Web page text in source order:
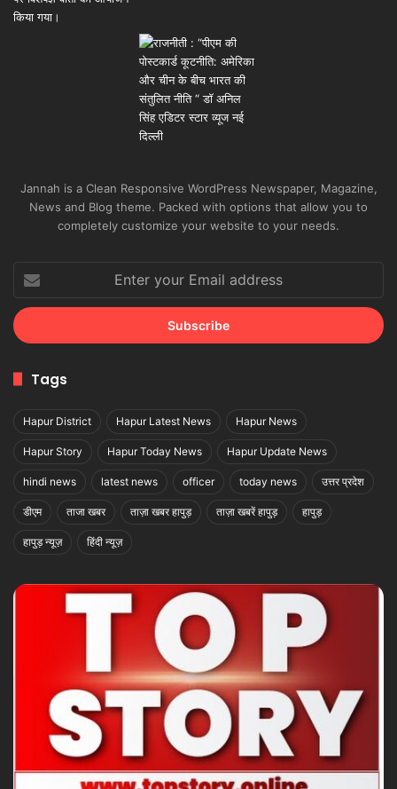
Jannah is a Clean Responsive WordPress Newspaper, Magazine,
News and Blog theme. Packed with options that allow you to
completely customize your website to your needs.
your
Email
address
Tags
Hapur District Hapur Latest News Hapur News
Hapur Story Hapur Today News Hapur Update News
hindi news latest news officer today news उत्तर प्रदेश
डीएम ताजा खबर ताज़ा खबर हापुड़ ताज़ा खबरें हापुड़ हापुड़
हापुड़ न्यूज़ हिंदी न्यूज़